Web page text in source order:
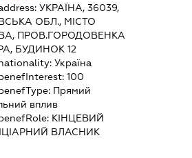
УКРАЇНА, 36039,
ОБЛ., МІСТО
ПРОВ.ГОРОДОВЕНКА
БУДИНОК 12
Україна
100
Прямий
вплив
КІНЦЕВИЙ
ВЛАСНИК